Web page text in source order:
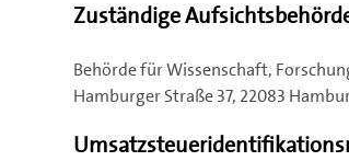
Zuständige
Behörde für Wissenschaft,
Hamburger Straße 37, 22083